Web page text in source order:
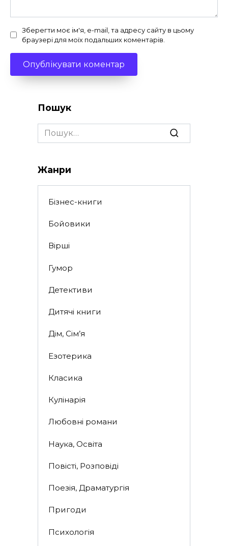
Зберегти моє ім'я, e-mail, та адресу сайту в цьому
браузері для моїх подальших коментарів.
Пошук
Search
for:
Жанри
Бізнес-книги
Бойовики
Вірші
Гумор
Детективи
Дитячі книги
Дім, Сім’я
Езотерика
Класика
Кулінарія
Любовні романи
Наука, Освіта
Повісті, Розповіді
Поезія, Драматургія
Пригоди
Психологія